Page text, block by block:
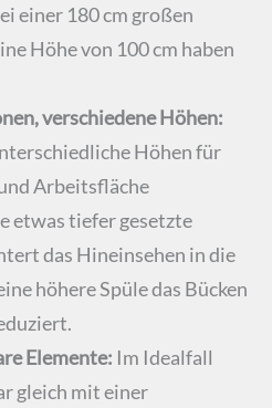
einer 180 cm großen
Höhe von 100 cm haben
verschiedene Höhen:
Höhen für
Arbeitsfläche
etwas tiefer gesetzte
das Hineinsehen in die
höhere Spüle das Bücken
Elemente: Im Idealfall
gleich mit einer